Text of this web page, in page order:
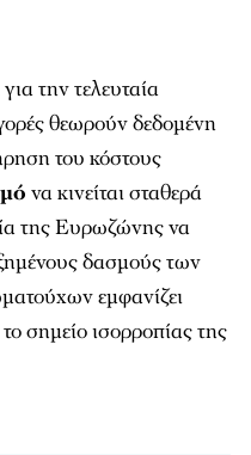
την τελευταία
θεωρούν δεδομένη
του κόστους
να κινείται σταθερά
της Ευρωζώνης να
δασμούς των
εμφανίζει
σημείο ισορροπίας της